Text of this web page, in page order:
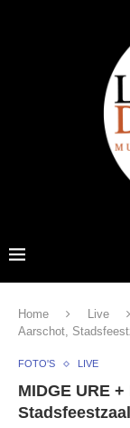
Home Live
Aarschot,
FOTO'S LIVE
MIDGE URE